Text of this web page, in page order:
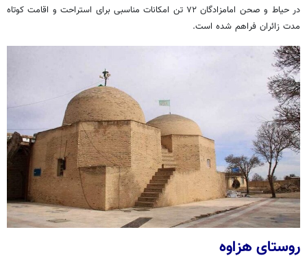
در حیاط و صحن امامزادگان ۷۲ تن امکانات مناسبی برای استراحت و اقامت کوتاه
مدت زائران فراهم شده است.
روستای هزاوه